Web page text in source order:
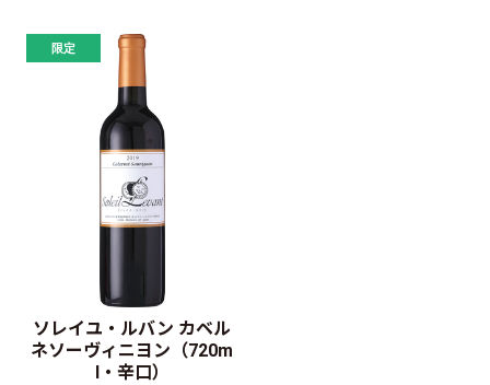
ソレイユ・ルバン カベル
ネソーヴィニヨン（720m
l・辛口）